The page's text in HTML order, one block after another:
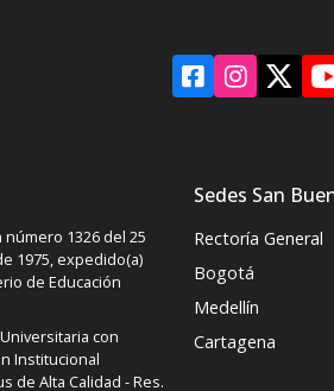
1326 del 25
1975, expedido(a)
de Educación
con
Institucional
de Alta Calidad - Res.
Sedes San
Rectoría General
Bogotá
Medellín
Cartagena